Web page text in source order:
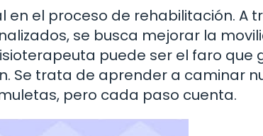
el proceso de rehabilitación. A
se busca mejorar la
puede ser el faro que
Se trata de aprender a caminar
pero cada paso cuenta.